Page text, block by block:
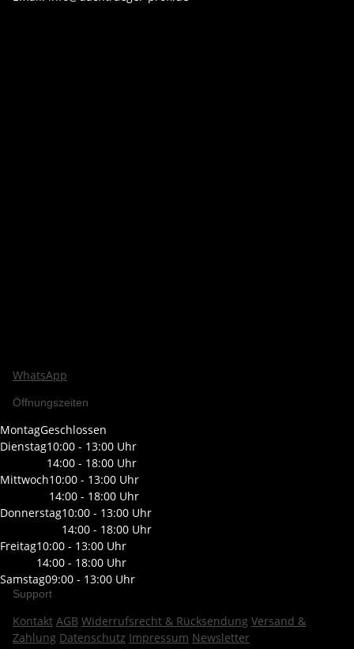
WhatsApp
Öffnungszeiten
MontagGeschlossen
Dienstag10:00 - 13:00 Uhr
14:00 - 18:00 Uhr
Mittwoch10:00 - 13:00 Uhr
14:00 - 18:00 Uhr
Donnerstag10:00 - 13:00 Uhr
14:00 - 18:00 Uhr
Freitag10:00 - 13:00 Uhr
14:00 - 18:00 Uhr
Samstag09:00 - 13:00 Uhr
Support
Kontakt AGB Widerrufsrecht & Rücksendung Versand &
Zahlung Datenschutz Impressum Newsletter